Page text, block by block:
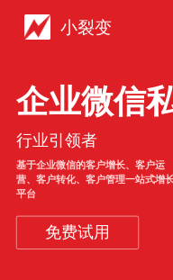
小裂变
企业微信
行业引领者
基于企业微信的客户增长、客户运
营、客户转化、客户管理一站式增
平台
免费试用